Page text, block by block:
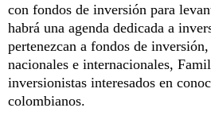
con fondos de inversión para
habrá una agenda dedicada a
pertenezcan a fondos de
nacionales e internacionales,
inversionistas interesados en
colombianos.